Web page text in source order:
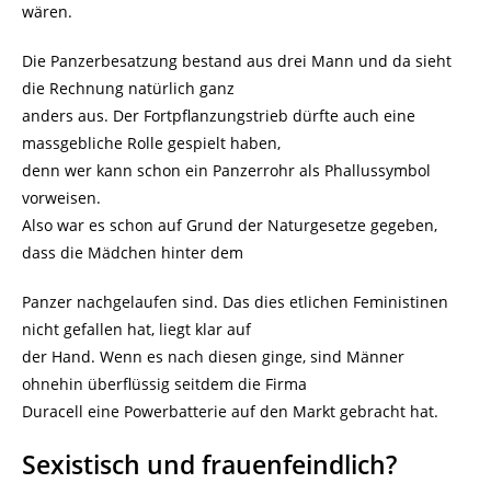
wären.
Die Panzerbesatzung bestand aus drei Mann und da sieht
die Rechnung natürlich ganz
anders aus. Der Fortpflanzungstrieb dürfte auch eine
massgebliche Rolle gespielt haben,
denn wer kann schon ein Panzerrohr als Phallussymbol
vorweisen.
Also war es schon auf Grund der Naturgesetze gegeben,
dass die Mädchen hinter dem
Panzer nachgelaufen sind. Das dies etlichen Feministinen
nicht gefallen hat, liegt klar auf
der Hand. Wenn es nach diesen ginge, sind Männer
ohnehin überflüssig seitdem die Firma
Duracell eine Powerbatterie auf den Markt gebracht hat.
Sexistisch und frauenfeindlich?